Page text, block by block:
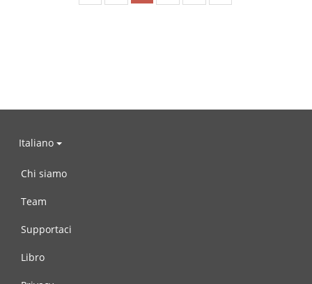
Italiano
Chi siamo
Team
Supportaci
Libro